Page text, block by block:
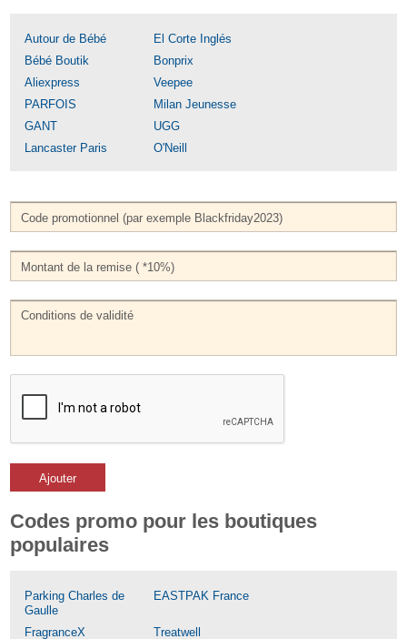
Autour de Bébé
El Corte Inglés
Bébé Boutik
Bonprix
Aliexpress
Veepee
PARFOIS
Milan Jeunesse
GANT
UGG
Lancaster Paris
O'Neill
Ajouter
Codes promo pour les boutiques
populaires
Parking Charles de
Gaulle
EASTPAK France
FragranceX Treatwell